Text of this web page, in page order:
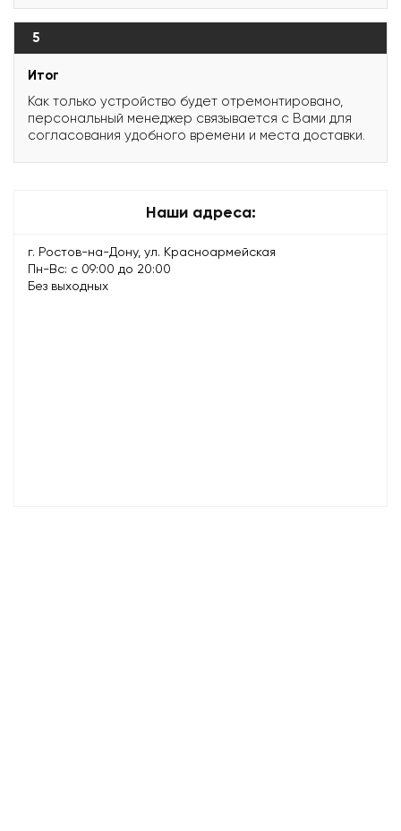
5
Итог
Как только устройство будет отремонтировано,
персональный менеджер связывается с Вами для
согласования удобного времени и места доставки.
Наши адреса:
г. Ростов-на-Дону, ул. Красноармейская
Пн-Вс: с 09:00 до 20:00
Без выходных